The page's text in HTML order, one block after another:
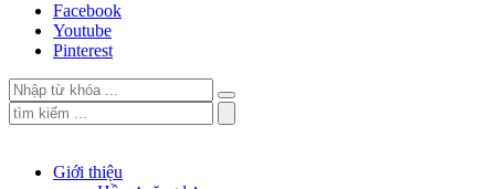
Facebook
Youtube
Pinterest
Giới thiệu